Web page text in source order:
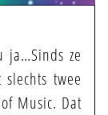
ja…Sinds ze
twee
Music. Dat